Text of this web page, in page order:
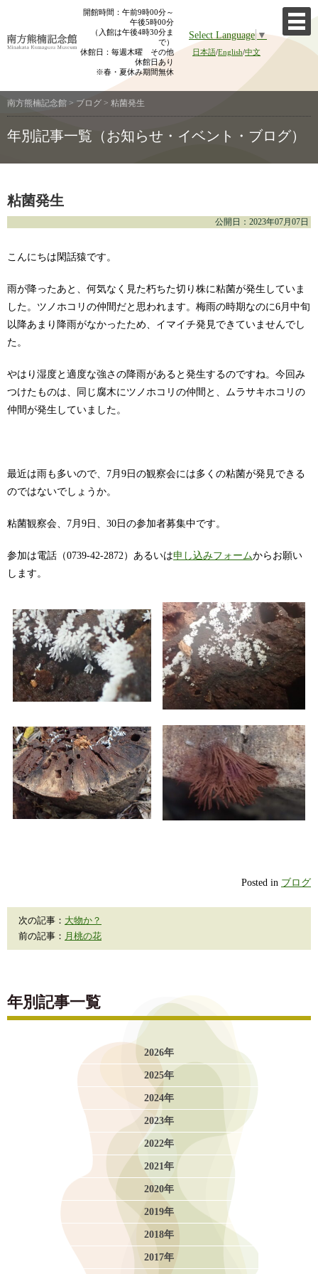
content
開館時間：午前9時00分～
午後5時00分
（入館は午後4時30分ま
で）
休館日：毎週木曜 その他
休館日あり
※春・夏休み期間無休
Select Language▼
日本語/English/中文
南方熊楠記念館 > ブログ > 粘菌発生
年別記事一覧（お知らせ・イベント・ブログ）
粘菌発生
公開日：2023年07月07日
こんにちは閑話猿です。
雨が降ったあと、何気なく見た朽ちた切り株に粘菌が発生していま
した。ツノホコリの仲間だと思われます。梅雨の時期なのに6月中旬
以降あまり降雨がなかったため、イマイチ発見できていませんでし
た。
やはり湿度と適度な強さの降雨があると発生するのですね。今回み
つけたものは、同じ腐木にツノホコリの仲間と、ムラサキホコリの
仲間が発生していました。
最近は雨も多いので、7月9日の観察会には多くの粘菌が発見できる
のではないでしょうか。
粘菌観察会、7月9日、30日の参加者募集中です。
参加は電話（0739-42-2872）あるいは申し込みフォームからお願い
します。
Posted in ブログ
次の記事： 大物か？
前の記事： 月桃の花
年別記事一覧
2026年
2025年
2024年
2023年
2022年
2021年
2020年
2019年
2018年
2017年